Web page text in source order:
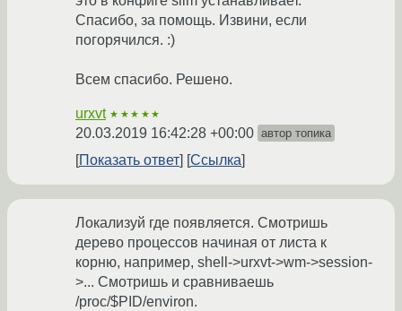
Спасибо, за помощь. Извини, если
погорячился. :)
Всем спасибо. Решено.
urxvt ★★★★★
20.03.2019 16:42:28 +00:00 автор топика
Показать ответ Ссылка
Локализуй где появляется. Смотришь
дерево процессов начиная от листа к
корню, например, shell->urxvt->wm->session-
>... Смотришь и сравниваешь
/proc/$PID/environ.